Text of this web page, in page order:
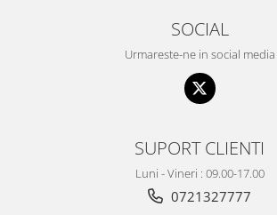
SOCIAL
Urmareste-ne in social media
SUPORT CLIENTI
Luni - Vineri : 09.00-17.00
0721327777